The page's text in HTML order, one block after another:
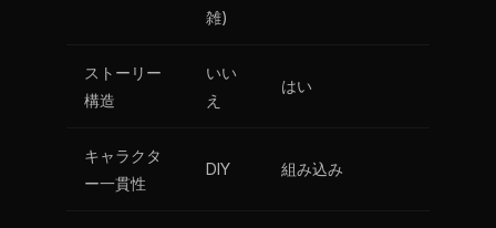
雑)
ストーリー
構造
いい
え
はい
キャラクタ
ー一貫性
DIY 組み込み